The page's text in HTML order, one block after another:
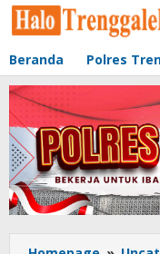
Lewati
ke
Beranda Polres